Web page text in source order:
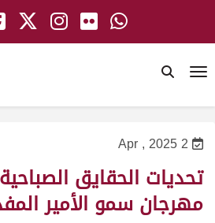
2 Apr , 2025
تحديات الحقايق
مهرجان سمو الأمير